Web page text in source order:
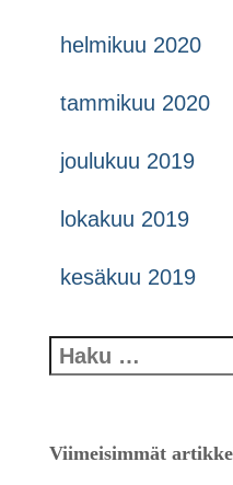
helmikuu 2020
tammikuu 2020
joulukuu 2019
lokakuu 2019
kesäkuu 2019
Viimeisimmät